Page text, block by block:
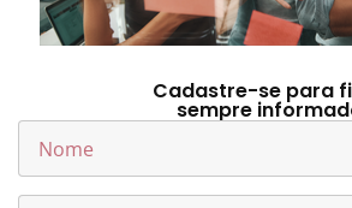
Cadastre-se para
sempre